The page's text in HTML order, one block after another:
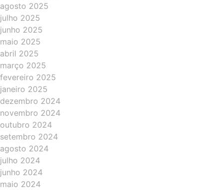
agosto 2025
julho 2025
junho 2025
maio 2025
abril 2025
março 2025
fevereiro 2025
janeiro 2025
dezembro 2024
novembro 2024
outubro 2024
setembro 2024
agosto 2024
julho 2024
junho 2024
maio 2024